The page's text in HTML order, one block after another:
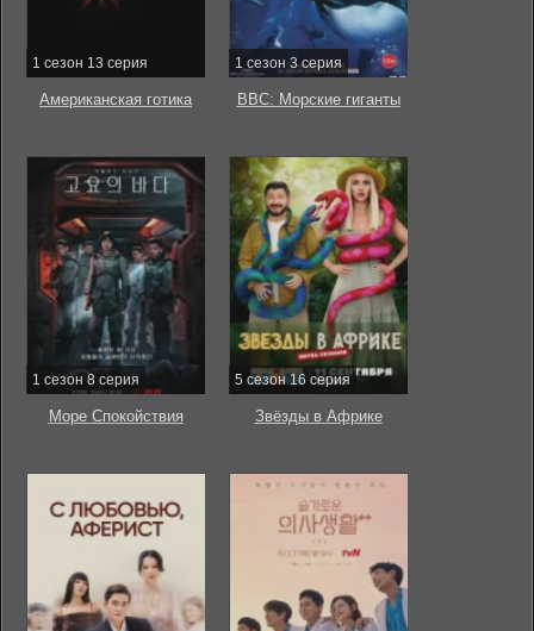
1 сезон 13 серия
Американская готика
1 сезон 3 серия
BBC: Морские гиганты
1 сезон 8 серия
Море Спокойствия
5 сезон 16 серия
Звёзды в Африке